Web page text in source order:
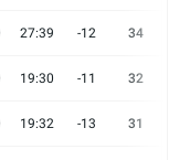
27:39 -12 34
19:30 -11 32
19:32 -13 31